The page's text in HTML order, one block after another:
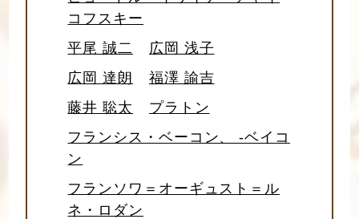
コフスキー
平尾 誠二
広岡 浅子
広岡 達朗
福澤 諭吉
藤井 聡太
プラトン
フランシス・ベーコン、 -ベイコ
ン
フランソワ＝オーギュスト＝ル
ネ・ロダン